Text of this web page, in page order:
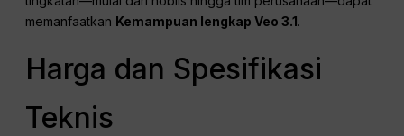
memanfaatkan Kemampuan lengkap Veo 3.1.
Harga dan Spesifikasi
Teknis